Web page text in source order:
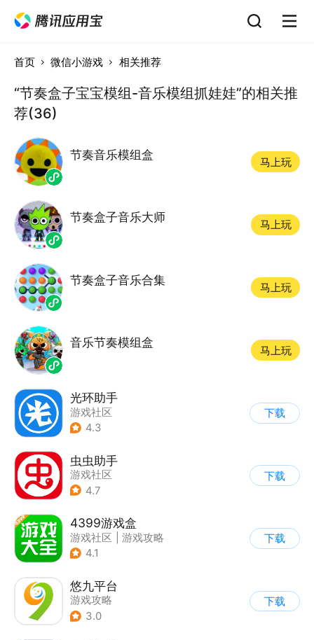
首页 微信小游戏 相关推荐
“节奏盒子宝宝模组-音乐模组抓娃娃”的相关推
荐(36)
节奏音乐模组盒
马上玩
节奏盒子音乐大师
马上玩
节奏盒子音乐合集
马上玩
音乐节奏模组盒
马上玩
光环助手
游戏社区
4.3
下载
虫虫助手
游戏社区
4.7
下载
4399游戏盒
游戏社区
游戏攻略
4.1
下载
悠九平台
游戏攻略
3.0
下载